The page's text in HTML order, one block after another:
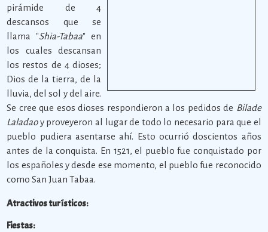
pirámide de 4
descansos que se
llama "Shia-Tabaa" en
los cuales descansan
los restos de 4 dioses;
Dios de la tierra, de la
lluvia, del sol y del aire.
Se cree que esos dioses respondieron a los pedidos de Bilade
Laladaoy proveyeron al lugar de todo lo necesario para que el
pueblo pudiera asentarse ahí. Esto ocurrió doscientos años
antes de la conquista. En 1521, el pueblo fue conquistado por
los españoles y desde ese momento, el pueblo fue reconocido
como San Juan Tabaa.
Atractivos turísticos:
Fiestas: